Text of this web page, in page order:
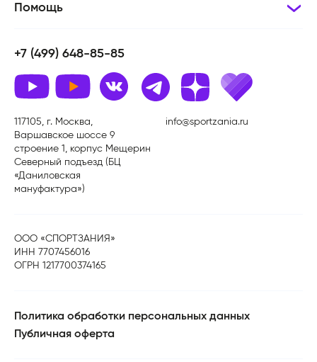
Помощь
+7 (499) 648-85-85
117105, г. Москва,
Варшавское шоссе 9
строение 1, корпус Мещерин
Северный подъезд (БЦ
«Даниловская
мануфактура»)
info@sportzania.ru
ООО «СПОРТЗАНИЯ»
ИНН 7707456016
ОГРН 1217700374165
Политика обработки персональных данных
Публичная оферта